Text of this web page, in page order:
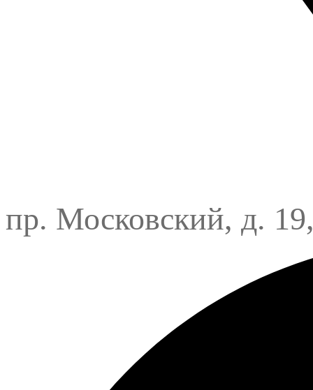
пр. Московский, д.